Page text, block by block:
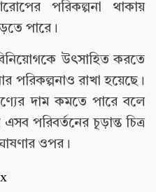
পরিকল্পনা থাকায়
পারে।
উৎসাহিত করতে
পরিকল্পনাও রাখা হয়েছে।
দাম কমতে পারে বলে
পরিবর্তনের চূড়ান্ত চিত্র
ওপর।